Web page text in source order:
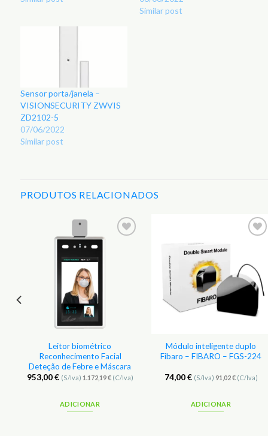
Similar post
Sensor porta/janela –
VISIONSECURITY ZWVIS
ZD2102-5
07/06/2022
Similar post
PRODUTOS RELACIONADOS
Leitor biométrico
Reconhecimento Facial
Deteção de Febre e Máscara
953,00€ (S/Iva) 1.172,19€(C/Iva)
ADICIONAR
Módulo inteligente duplo
Fibaro – FIBARO – FGS-224
74,00€ (S/Iva) 91,02€(C/Iva)
ADICIONAR